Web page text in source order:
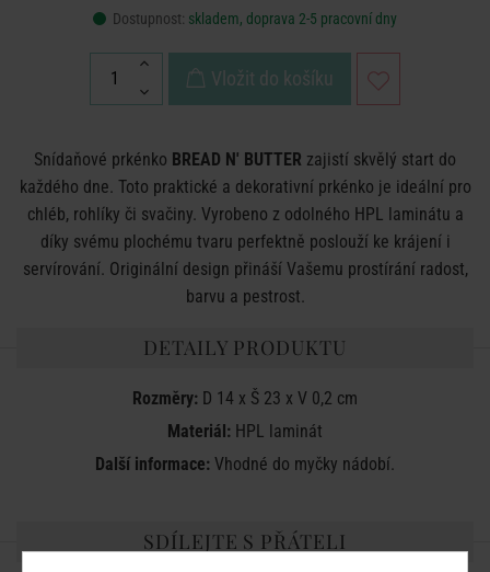
Dostupnost: skladem, doprava 2-5 pracovní dny
Vložit do košíku
Snídaňové prkénko BREAD N' BUTTER zajistí skvělý start do
každého dne. Toto praktické a dekorativní prkénko je ideální pro
chléb, rohlíky či svačiny. Vyrobeno z odolného HPL laminátu a
díky svému plochému tvaru perfektně poslouží ke krájení i
servírování. Originální design přináší Vašemu prostírání radost,
barvu a pestrost.
DETAILY PRODUKTU
Rozměry: D 14 x Š 23 x V 0,2 cm
Materiál: HPL laminát
Další informace: Vhodné do myčky nádobí.
SDÍLEJTE S PŘÁTELI